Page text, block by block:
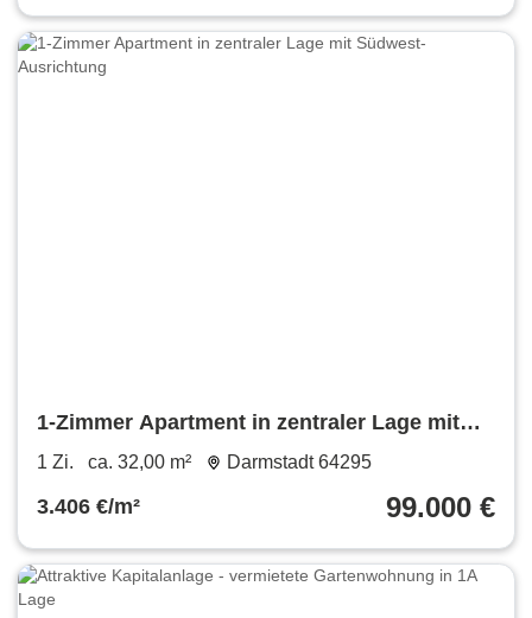
1-Zimmer Apartment in zentraler Lage mit
Südwest-Ausrichtung
1 Zi. ca. 32,00 m² Darmstadt 64295
3.406 €/m² 99.000 €